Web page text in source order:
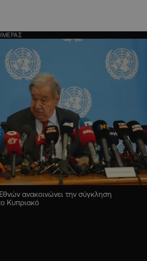
ανακοινώνει την σύγκληση
Κυπριακό